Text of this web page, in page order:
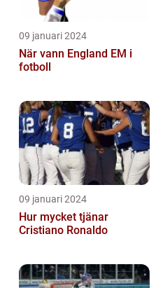
09 januari 2024
När vann England EM i
fotboll
09 januari 2024
Hur mycket tjänar
Cristiano Ronaldo